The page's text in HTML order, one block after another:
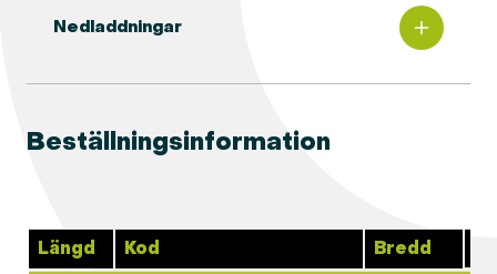
Nedladdningar
Beställningsinformation
Längd Kod Bredd